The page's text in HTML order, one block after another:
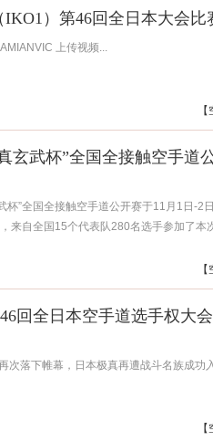
IKO1）第46回全日本大会比
上传视频...
【
玄武杯”全国全接触空手道
杯”全国全接触空手道公开赛于11月1日-2
来自全国15个代表队280名选手参加了本
【
回全日本空手道选手权大
次落下帷幕，日本极真再遭战斗名族成功
【